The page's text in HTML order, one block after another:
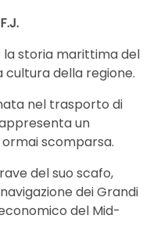
F.J.
la storia marittima del
cultura della regione.
nel trasporto di
un
scomparsa.
del suo scafo,
dei Grandi
del Mid-